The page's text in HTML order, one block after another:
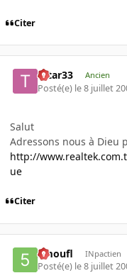
Citer
tatar33 Ancien
Posté(e) le 8 juillet
Salut
Adressons nous à Dieu
http://
ue
Citer
5moufl INpactien
Posté(e) le 8 juillet